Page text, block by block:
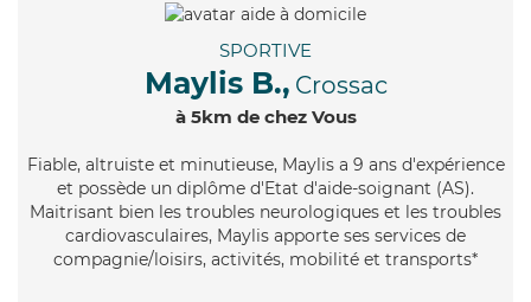
SPORTIVE
Maylis B., Crossac
à 5km de chez Vous
Fiable, altruiste et minutieuse, Maylis a 9 ans d'expérience
et possède un diplôme d'Etat d'aide-soignant (AS).
Maitrisant bien les troubles neurologiques et les troubles
cardiovasculaires, Maylis apporte ses services de
compagnie/loisirs, activités, mobilité et transports*